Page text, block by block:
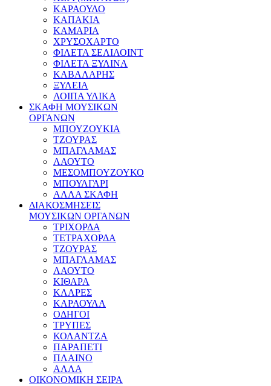
ΚΑΡΑΟΥΛΟ
ΚΑΠΑΚΙΑ
ΚΑΜΑΡΙΑ
ΧΡΥΣΟΧΑΡΤΟ
ΦΙΛΕΤΑ ΣΕΛΙΛΟΙΝΤ
ΦΙΛΕΤΑ ΞΥΛΙΝΑ
ΚΑΒΑΛΑΡΗΣ
ΞΥΛΕΙΑ
ΛΟΙΠΑ ΥΛΙΚΑ
ΣΚΑΦΗ ΜΟΥΣΙΚΩΝ
ΟΡΓΑΝΩΝ
ΜΠΟΥΖΟΥΚΙΑ
ΤΖΟΥΡΑΣ
ΜΠΑΓΛΑΜΑΣ
ΛΑΟΥΤΟ
ΜΕΣΟΜΠΟΥΖΟΥΚΟ
ΜΠΟΥΛΓΑΡΙ
ΑΛΛΑ ΣΚΑΦΗ
ΔΙΑΚΟΣΜΗΣΕΙΣ
ΜΟΥΣΙΚΩΝ ΟΡΓΑΝΩΝ
ΤΡΙΧΟΡΔΑ
ΤΕΤΡΑΧΟΡΔΑ
ΤΖΟΥΡΑΣ
ΜΠΑΓΛΑΜΑΣ
ΛΑΟΥΤΟ
ΚΙΘΑΡΑ
ΚΛΑΡΕΣ
ΚΑΡΑΟΥΛΑ
ΟΔΗΓΟΙ
ΤΡΥΠΕΣ
ΚΟΛΑΝΤΖΑ
ΠΑΡΑΠΕΤΙ
ΠΛΑΙΝΟ
ΑΛΛΑ
ΟΙΚΟΝΟΜΙΚΗ ΣΕΙΡΑ